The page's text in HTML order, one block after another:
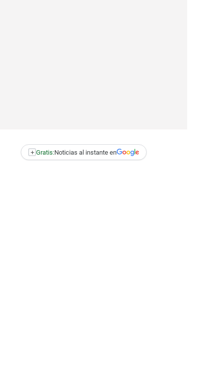
+ Gratis:Noticias al instante en